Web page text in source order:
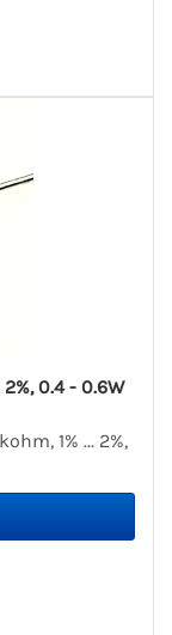
2%, 0.4 - 0.6W
1% ... 2%,